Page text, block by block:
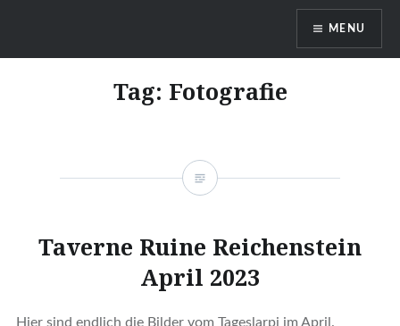
DragonDanielas Hobbyblog
MENU
Tag: Fotografie
Taverne Ruine Reichenstein
April 2023
Hier sind endlich die Bilder vom Tageslarpi im April.